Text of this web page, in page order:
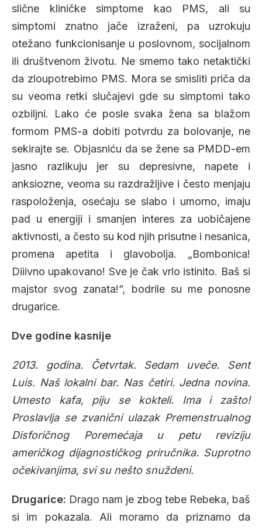
slične kliničke simptome kao PMS, ali su
simptomi znatno jače izraženi, pa uzrokuju
otežano funkcionisanje u poslovnom, socijalnom
ili društvenom životu. Ne smemo tako netaktički
da zloupotrebimo PMS. Mora se smisliti priča da
su veoma retki slučajevi gde su simptomi tako
ozbiljni. Lako će posle svaka žena sa blažom
formom PMS-a dobiti potvrdu za bolovanje, ne
sekirajte se. Objasniću da se žene sa PMDD-em
jasno razlikuju jer su depresivne, napete i
anksiozne, veoma su razdražljive i često menjaju
raspoloženja, osećaju se slabo i umorno, imaju
pad u energiji i smanjen interes za uobičajene
aktivnosti, a često su kod njih prisutne i nesanica,
promena apetita i glavobolja. „Bombonica!
Diiivno upakovano! Sve je čak vrlo istinito. Baš si
majstor svog zanata!”, bodrile su me ponosne
drugarice.
Dve godine kasnije
2013. godina. Četvrtak. Sedam uveče. Sent
Luis. Naš lokalni bar. Nas četiri. Jedna novina.
Umesto kafa, piju se kokteli. Ima i zašto!
Proslavlja se zvanični ulazak Premenstrualnog
Disforičnog Poremećaja u petu reviziju
američkog dijagnostičkog priručnika. Suprotno
očekivanjima, svi su nešto snuždeni.
Drugarice: Drago nam je zbog tebe Rebeka, baš
si im pokazala. Ali moramo da priznamo da